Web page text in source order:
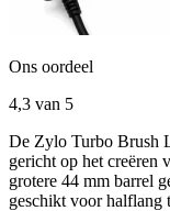
Ons oordeel
4,3 van 5
De Zylo Turbo Brush
gericht op het creëren
grotere 44 mm barrel
geschikt voor halflang